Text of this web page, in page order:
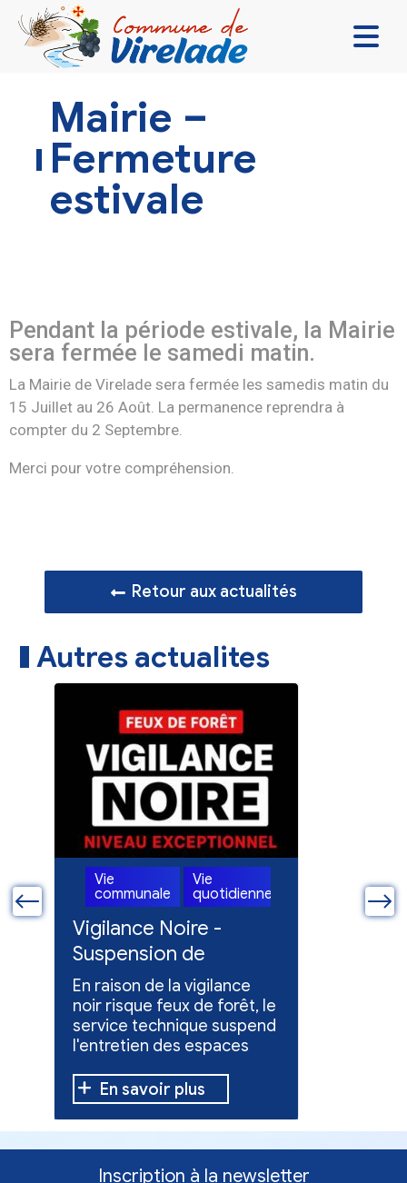
VIVRE ENSEMBLE
SE DIVERTIR
DÉCOUVRIR
Mairie –
Fermeture
estivale
Pendant la période estivale, la Mairie
sera fermée le samedi matin.
La Mairie de Virelade sera fermée les samedis matin du
15 Juillet au 26 Août. La permanence reprendra à
compter du 2 Septembre.
Merci pour votre compréhension.
Retour aux actualités
Autres actualites
Vie
communale
Vie
quotidienne
Vigilance Noire -
Suspension de
l'entretien des
espaces verts
En raison de la vigilance
noir risque feux de forêt, le
service technique suspend
l'entretien des espaces
En savoir plus
Vie
Feux
Inscription à la newsletter